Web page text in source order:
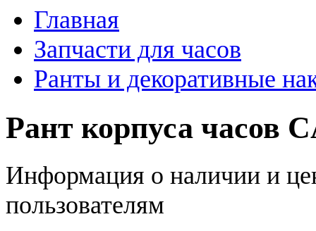
Главная
Запчасти для часов
Ранты и декоративные
Рант корпуса часов
Информация о наличии и
пользователям